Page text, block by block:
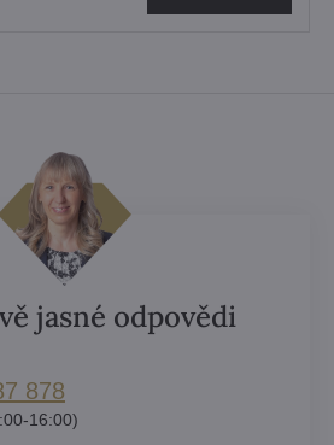
jasné odpovědi
878​
16:00)